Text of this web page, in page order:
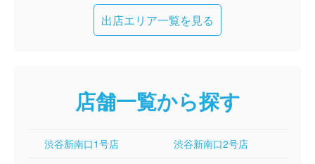
出店エリア一覧を見る
店舗一覧から探す
渋谷新南口1号店 渋谷新南口2号店